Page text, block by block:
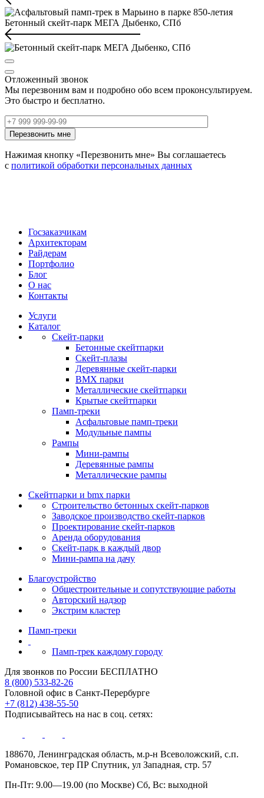
Бетонный скейт-парк МЕГА Дыбенко, СПб
Отложенный звонок
Мы перезвоним вам и подробно обо всем проконсультируем.
Это быстро и бесплатно.
Нажимая кнопку «Перезвонить мне» Вы соглашаетесь
с политикой обработки персональных данных
Госзаказчикам
Архитекторам
Райдерам
Портфолио
Блог
О нас
Контакты
Услуги
Каталог
Скейт‑парки
Бетонные скейтпарки
Скейт‑плазы
Деревянные скейт‑парки
BMX парки
Металлические скейтпарки
Крытые скейтпарки
Памп‑треки
Асфальтовые памп‑треки
Модульные пампы
Рампы
Мини-рампы
Деревянные рампы
Металлические рампы
Скейтпарки и bmx парки
Строительство бетонных скейт‑парков
Заводское производство скейт-парков
Проектирование скейт-парков
Аренда оборудования
Скейт-парк в каждый двор
Мини-рампа на дачу
Благоустройство
Общестроительные и сопутствующие работы
Авторский надзор
Экстрим кластер
Памп‑треки
Памп-трек каждому городу
Для звонков по России БЕСПЛАТНО
8 (800) 533-82-26
Головной офис в Санкт-Перербурге
+7 (812) 438-55-50
Подписывайтесь на нас в соц. сетях:
188670, Ленинградская область, м.р-н Всеволожский, с.п.
Романовское, тер ПР Спутник, ул Западная, стр. 57
Пн-Пт: 9.00—19.00 (по Москве) Сб, Вс: выходной